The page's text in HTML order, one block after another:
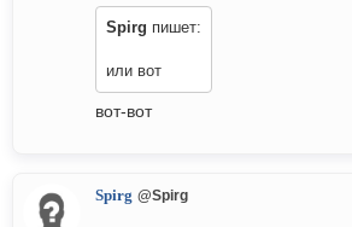
Spirg пишет:
или вот
вот-вот
Spirg @Spirg